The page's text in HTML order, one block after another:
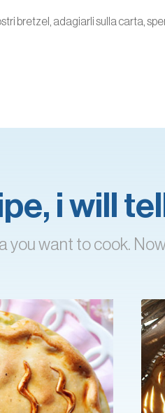
bretzel, adagiarli sulla carta,
i will
you want to cook.